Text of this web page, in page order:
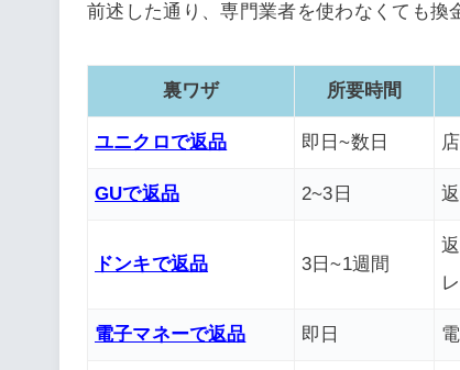
前述した通り、専門業者を使わなくても換
裏ワザ 所要時間
ユニクロで返品 即日~数日
GUで返品 2~3日
ドンキで返品 3日~1週間
電子マネーで返品 即日